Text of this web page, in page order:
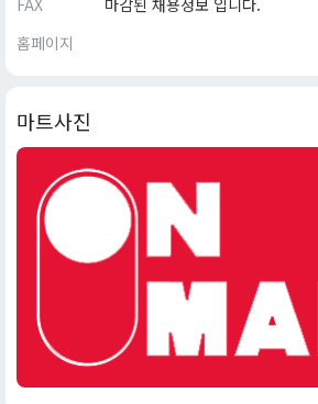
FAX
마감된 채용정보 입니다.
홈페이지
마트사진